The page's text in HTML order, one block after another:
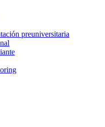
preuniversitaria